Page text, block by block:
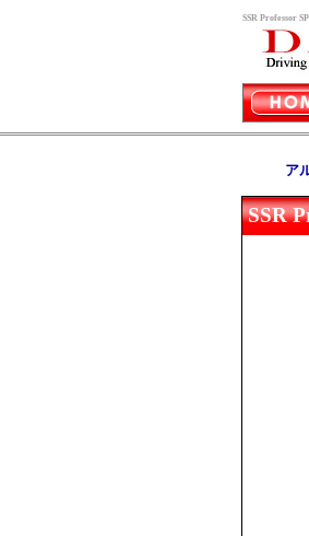
SSR Professor
ア
SSR